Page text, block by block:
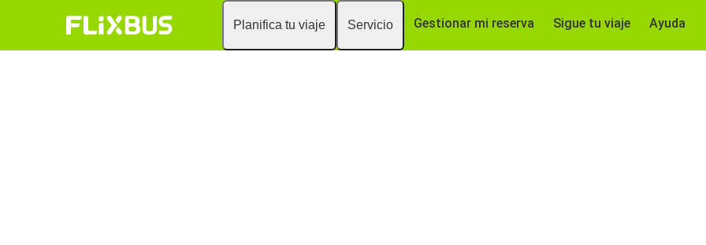
Planifica tu viaje Servicio Gestionar mi reserva Sigue tu viaje Ayuda